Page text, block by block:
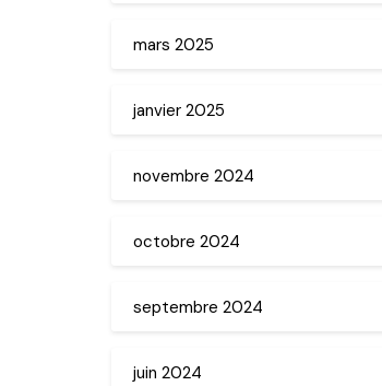
mars 2025
janvier 2025
novembre 2024
octobre 2024
septembre 2024
juin 2024